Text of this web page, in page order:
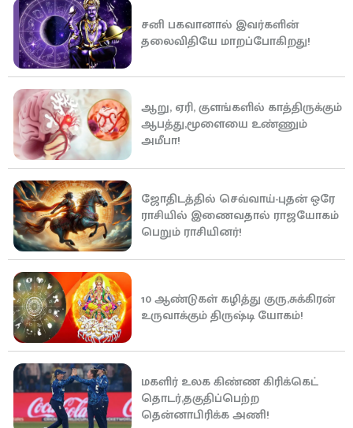
சனி பகவானால் இவர்களின்
தலைவிதியே மாறப்போகிறது!
ஆறு, ஏரி, குளங்களில் காத்திருக்கும்
ஆபத்து,மூளையை உண்ணும்
அமீபா!
ஜோதிடத்தில் செவ்வாய்-புதன் ஒரே
ராசியில் இணைவதால் ராஜயோகம்
பெறும் ராசியினர்!
10 ஆண்டுகள் கழித்து குரு,சுக்கிரன்
உருவாக்கும் திருஷ்டி யோகம்!
மகளிர் உலக கிண்ண கிரிக்கெட்
தொடர்,தகுதிப்பெற்ற
தென்னாபிரிக்க அணி!